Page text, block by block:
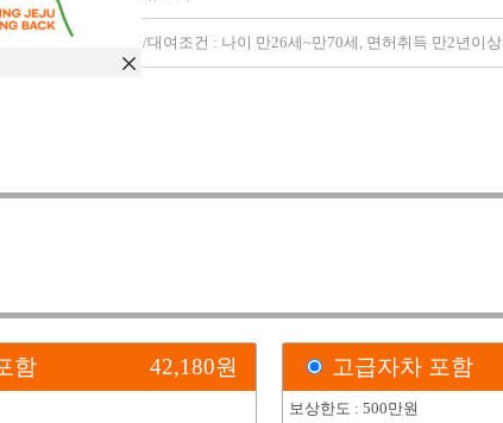
2020 ~ 2020 /대여조건 : 나이 만26세~만70세, 면허취득 만2년이상
함 42,180원 고급자차 포함
보상한도 : 500만원